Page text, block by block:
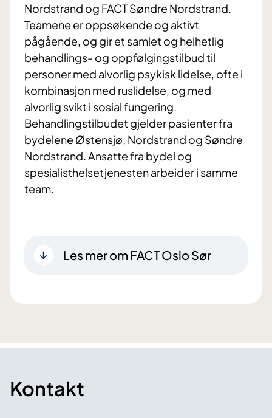
Nordstrand og FACT Søndre Nordstrand.
Teamene er oppsøkende og aktivt
pågående, og gir et samlet og helhetlig
behandlings- og oppfølgingstilbud til
personer med alvorlig psykisk lidelse, ofte i
kombinasjon med ruslidelse, og med
alvorlig svikt i sosial fungering.
Behandlingstilbudet gjelder pasienter fra
bydelene Østensjø, Nordstrand og Søndre
Nordstrand. Ansatte fra bydel og
spesialisthelsetjenesten arbeider i samme
team.
Les mer om FACT Oslo Sør
Kontakt